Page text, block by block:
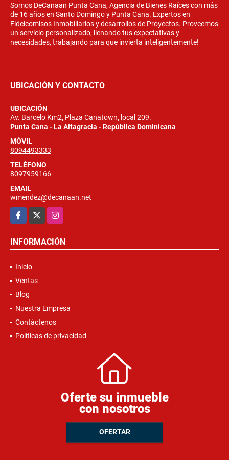
Somos DeCanaan Punta Cana, Agencia de Bienes Raíces con más
de 16 años en Santo Domingo y Punta Cana. Expertos en
Fideicomisos Inmobiliarios y desarrollos de Proyectos. Proveemos
un servicio personalizado, llenando tus expectativas y
necesidades, trabajando para que invierta inteligentemente!
UBICACIÓN Y CONTACTO
UBICACIÓN
Av. Barcelo Km2, Plaza Canatown, local 209.
Punta Cana - La Altagracia - República Dominicana
MÓVIL
8094493333
TELÉFONO
8097959166
EMAIL
wmendez@decanaan.net
Facebook
Instagram
INFORMACIÓN
Inicio
Ventas
Blog
Nuestra Empresa
Contáctenos
Políticas de privacidad
Oferte su inmueble
con nosotros
OFERTAR